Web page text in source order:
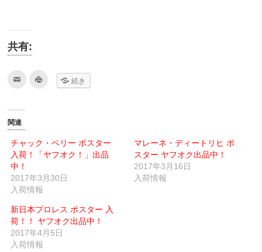
共有:
て
達
メ
ー
ル
で
送
信
(新
し
い
ウ
ィ
ン
ド
ウ
で
開
し
ウ
ィ
ド
ウ
き
ま
す)
続き
関連
チャック・ベリー ポスター
入荷！「ヤフオク！」出品
中！
2017年3月30日
入荷情報
マレーネ・ディートリヒ ポ
スター ヤフオク出品中！
2017年3月16日
入荷情報
新日本プロレス ポスター 入
荷！！ ヤフオク出品中！
2017年4月5日
入荷情報